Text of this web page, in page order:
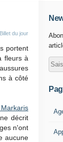
du jour
portent
fleurs à
à côté
décrit
n'ont
aucune